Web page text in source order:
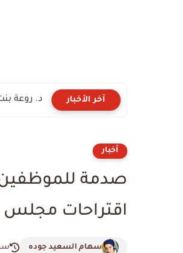
آخر الأخبار د. روعة
أخبار
اقتراحات
سهام السعيد جوده